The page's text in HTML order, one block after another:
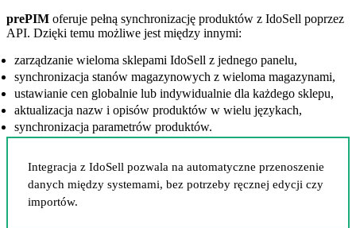
prePIM oferuje pełną synchronizację produktów z IdoSell poprzez
API. Dzięki temu możliwe jest między innymi:
zarządzanie wieloma sklepami IdoSell z jednego panelu,
synchronizacja stanów magazynowych z wieloma magazynami,
ustawianie cen globalnie lub indywidualnie dla każdego sklepu,
aktualizacja nazw i opisów produktów w wielu językach,
synchronizacja parametrów produktów.
Integracja z IdoSell pozwala na automatyczne przenoszenie
danych między systemami, bez potrzeby ręcznej edycji czy
importów.